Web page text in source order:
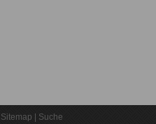
Sitemap Suche